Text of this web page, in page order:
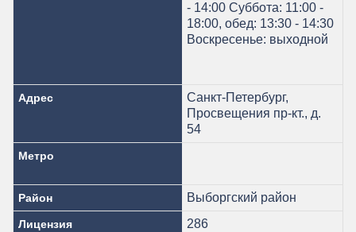
- 14:00 Суббота: 11:00 -
18:00, обед: 13:30 - 14:30
Воскресенье: выходной
Адрес
Санкт-Петербург,
Просвещения пр-кт., д.
54
Метро
Район Выборгский район
Лицензия 286